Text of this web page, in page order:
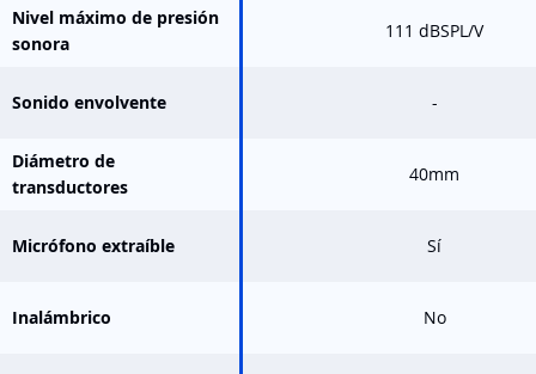
Nivel máximo de presión
sonora
111 dBSPL/V
Sonido envolvente -
Diámetro de
transductores
40mm
Micrófono extraíble Sí
Inalámbrico No